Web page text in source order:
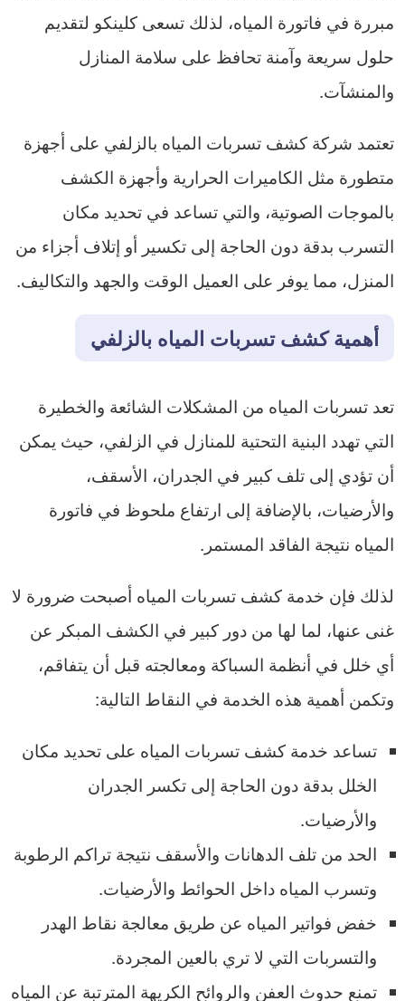
مبررة في فاتورة المياه، لذلك تسعى كلينكو لتقديم
حلول سريعة وآمنة تحافظ على سلامة المنازل
والمنشآت.
تعتمد شركة كشف تسربات المياه بالزلفي على أجهزة
متطورة مثل الكاميرات الحرارية وأجهزة الكشف
بالموجات الصوتية، والتي تساعد في تحديد مكان
التسرب بدقة دون الحاجة إلى تكسير أو إتلاف أجزاء من
المنزل، مما يوفر على العميل الوقت والجهد والتكاليف.
أهمية كشف تسربات المياه بالزلفي
تعد تسربات المياه من المشكلات الشائعة والخطيرة
التي تهدد البنية التحتية للمنازل في الزلفي، حيث يمكن
أن تؤدي إلى تلف كبير في الجدران، الأسقف،
والأرضيات، بالإضافة إلى ارتفاع ملحوظ في فاتورة
المياه نتيجة الفاقد المستمر.
لذلك فإن خدمة كشف تسربات المياه أصبحت ضرورة لا
غنى عنها، لما لها من دور كبير في الكشف المبكر عن
أي خلل في أنظمة السباكة ومعالجته قبل أن يتفاقم،
وتكمن أهمية هذه الخدمة في النقاط التالية:
تساعد خدمة كشف تسربات المياه على تحديد مكان
الخلل بدقة دون الحاجة إلى تكسر الجدران
والأرضيات.
الحد من تلف الدهانات والأسقف نتيجة تراكم الرطوبة
وتسرب المياه داخل الحوائط والأرضيات.
خفض فواتير المياه عن طريق معالجة نقاط الهدر
والتسربات التي لا تري بالعين المجردة.
تمنع حدوث العفن والروائح الكريهة المترتبة عن المياه